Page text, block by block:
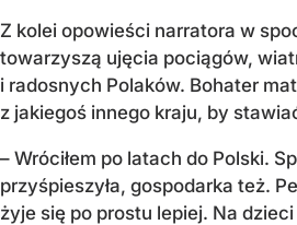
Z kolei opowieści narratora w
towarzyszą ujęcia pociągów,
i radosnych Polaków. Bohater
z jakiegoś innego kraju, by
– Wróciłem po latach do Polski.
przyśpieszyła, gospodarka też.
żyje się po prostu lepiej. Na